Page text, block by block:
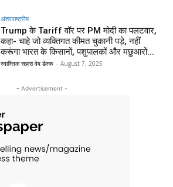
अंतरराष्ट्रीय
Trump के Tariff वॉर पर PM मोदी का पलटवार,
कहा- चाहे जो व्यक्तिगत कीमत चुकानी पड़े, नहीं
करूंगा भारत के किसानों, पशुपालकों और मछुआरों...
स्वास्तिक सहारा वेब डेस्क - August 7, 2025
- Advertisement -